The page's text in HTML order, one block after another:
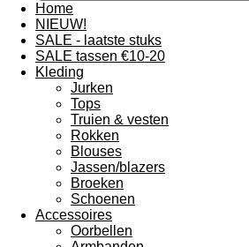
Home
NIEUW!
SALE - laatste stuks
SALE tassen €10-20
Kleding
Jurken
Tops
Truien & vesten
Rokken
Blouses
Jassen/blazers
Broeken
Schoenen
Accessoires
Oorbellen